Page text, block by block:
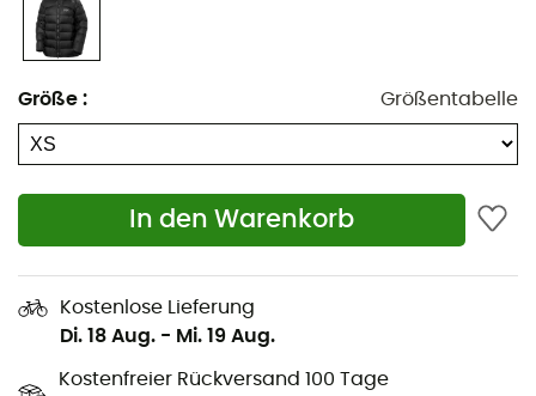
Größe : Größentabelle
In den Warenkorb
Kostenlose Lieferung
Di. 18 Aug. - Mi. 19 Aug.
Kostenfreier Rückversand 100 Tage
Verstellbare Kapuze
Verstellbare Bündchen
Innere Brusttasche mit Reißverschluss
Gedruckte Logos
Recycelter Inhalt
bluesign® Produkt